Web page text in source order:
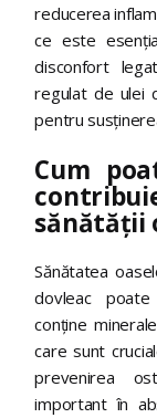
reducerea
ce este
disconfort
regulat de ulei
pentru
Cum
sănătății
Sănătatea
dovleac poate
conține
care sunt
prevenirea
important în